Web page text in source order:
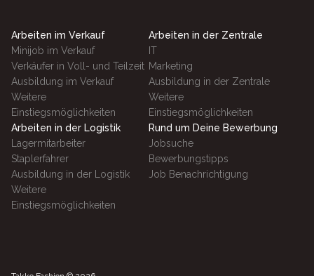
Arbeiten im Verkauf
Minijob im Verkauf
Verkäufer in Voll- und Teilzeit
Ausbildung im Verkauf
Weitere
Einstiegsmöglichkeiten
Arbeiten in der Zentrale
IT
Marketing
Ausbildung in der Zentrale
Weitere
Einstiegsmöglichkeiten
Arbeiten in der Logistik
Lagermitarbeiter
Staplerfahrer
Ausbildung in der Logistik
Weitere
Einstiegsmöglichkeiten
Rund um Deine Bewerbung
Jobsuche
Bewerbungstipps
Job Benachrichtigung